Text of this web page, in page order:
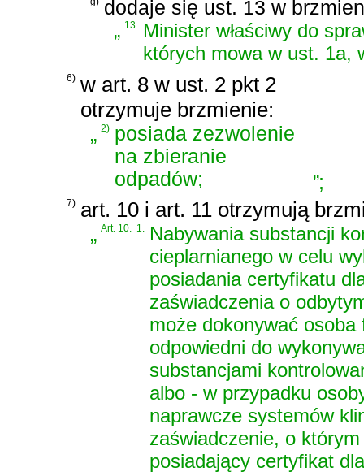
dodaje się ust. 13 w
„13.
Minister właściwy do
których mowa w ust. 1a,
6) w art. 8 w ust. 2 pkt 2
otrzymuje brzmienie:
„2) posiada zezwolenie
na zbieranie
odpadów;
”
;
7) art. 10 i art. 11 otrzymują
„Art. 10. 1.
Nabywania substancji
cieplarnianego w celu
posiadania certyfikatu
zaświadczenia o
może dokonywać
odpowiedni do
substancjami
albo - w przypadku
naprawcze systemów
zaświadczenie, o
posiadający certyfikat